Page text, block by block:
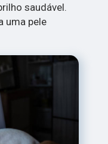
saudável.
uma pele